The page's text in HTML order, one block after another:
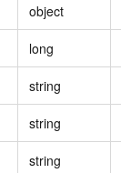
object
long
string
string
string